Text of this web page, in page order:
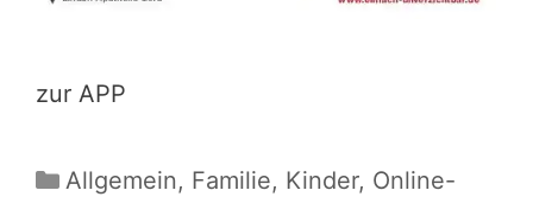
zur APP
Kategorien
Allgemein, Familie, Kinder, Online-